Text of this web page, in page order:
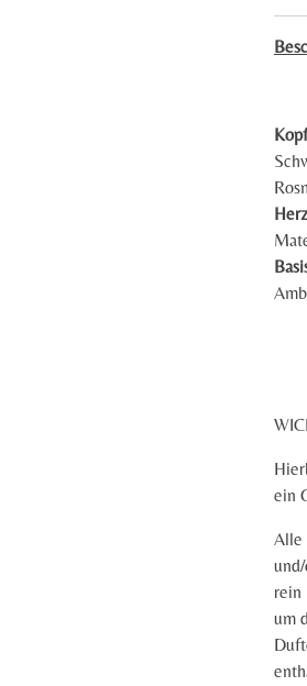
ein
Alle
rein
um